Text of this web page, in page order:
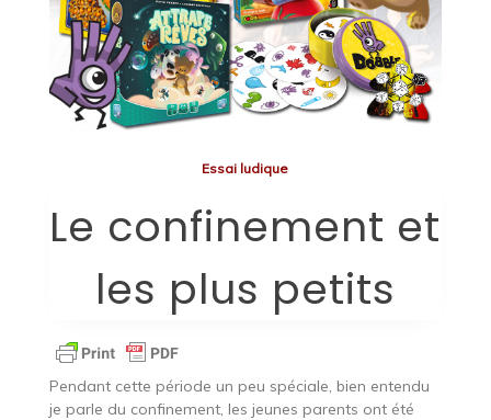
Essai ludique
Le confinement et
les plus petits
Pendant cette période un peu spéciale, bien entendu
je parle du confinement, les jeunes parents ont été